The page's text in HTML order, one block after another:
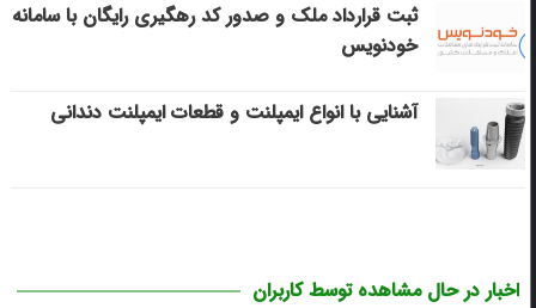
ثبت قرارداد ملک و صدور کد رهگیری رایگان با سامانه
خودنویس
آشنایی با انواع ایمپلنت و قطعات ایمپلنت دندانی
اخبار در حال مشاهده توسط کاربران